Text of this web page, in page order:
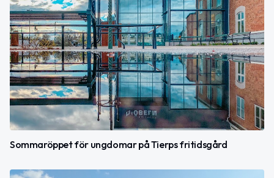
Sommaröppet för ungdomar på Tierps fritidsgård